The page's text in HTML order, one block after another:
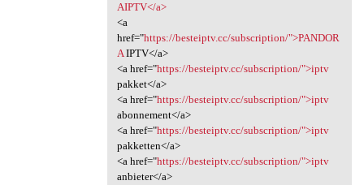
AIPTV</a>
<a
href="https://besteiptv.cc/subscription/">PANDOR
AIPTV</a>
<a href="https://besteiptv.cc/subscription/">iptv
pakket</a>
<a href="https://besteiptv.cc/subscription/">iptv
abonnement</a>
<a href="https://besteiptv.cc/subscription/">iptv
pakketten</a>
<a href="https://besteiptv.cc/subscription/">iptv
anbieter</a>